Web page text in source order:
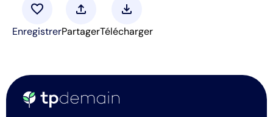
favorite
Enregistrer
upload
Partager
download
Télécharger